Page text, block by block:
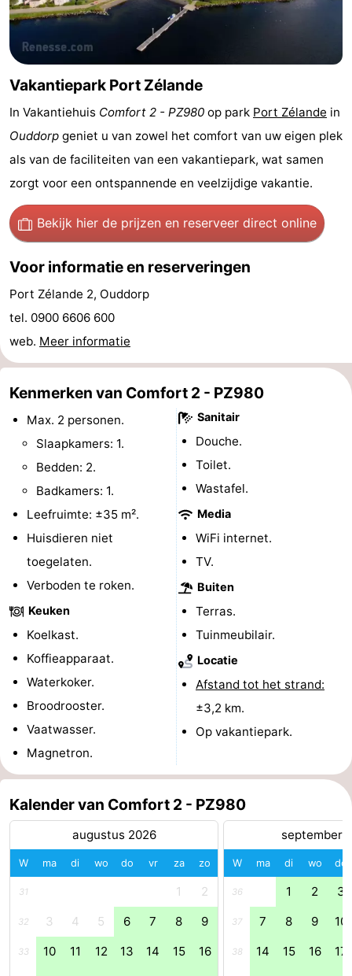
Haamstede
Résidence
't
Hof
van
Haamstede
-
Schouwen
-
Schouwse
Valleien
-
Soeten
Haert
-
Wijde
Blick
Zeeland
Village
-
Zeeuwse
Kust
-
Zonnedorp
-
’t
van
Haamstede
Last
Zien
&
Bezienswaardigheden
Musea
Monumenten
Kerken
-
Uitkijkpunten
Attracties
Rondvaarten
-
Binnenspeeltuinen
-
Minigolfbanen
Wellness
centra
Dorpen
Steden
Natuur
Rondleidingen
Vakantiepark Port Zélande
In Vakantiehuis Comfort 2 - PZ980 op park Port Zélande in
Ouddorp geniet u van zowel het comfort van uw eigen plek
als van de faciliteiten van een vakantiepark, wat samen
zorgt voor een ontspannende en veelzijdige vakantie.
Bekijk hier de prijzen en reserveer direct online
Voor informatie en reserveringen
Port Zélande 2, Ouddorp
tel. 0900 6606 600
web. Meer informatie
Kenmerken van Comfort 2 - PZ980
Max. 2 personen.
Slaapkamers: 1.
Bedden: 2.
Badkamers: 1.
Leefruimte: ±35 m².
Huisdieren niet
toegelaten.
Verboden te roken.
Keuken
Koelkast.
Koffieapparaat.
Waterkoker.
Broodrooster.
Vaatwasser.
Magnetron.
Sanitair
Douche.
Toilet.
Wastafel.
Media
WiFi internet.
TV.
Buiten
Terras.
Tuinmeubilair.
Locatie
Afstand tot het strand:
±3,2 km.
Op vakantiepark.
Kalender van Comfort 2 - PZ980
augustus 2026
W ma di wo do vr za zo
31 1 2
32 3 4 5 6 7 8 9
33 10 11 12 13 14 15 16
september
W ma di wo do
36 1 2 3
37 7 8 9 10
38 14 15 16 17